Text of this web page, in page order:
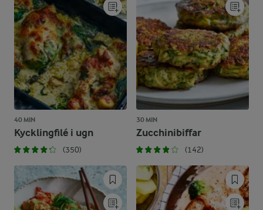
40 MIN
Kycklingfilé i ugn
(350)
30 MIN
Zucchinibiffar
(142)